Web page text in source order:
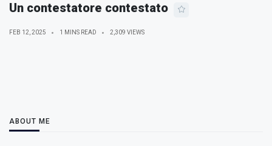
Un contestatore contestato
FEB 12, 2025 1 MINS READ 2,309 VIEWS
ABOUT ME